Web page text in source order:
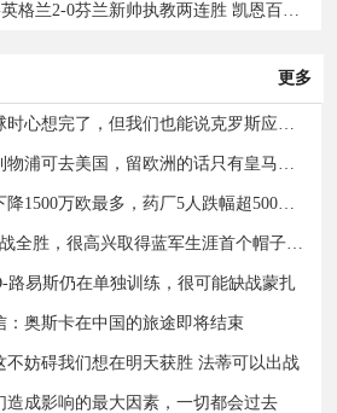
2024年09月11日 欧国联-英格兰2-0芬兰新帅执教两连胜 凯恩百场里程碑双响
更多
库库：欧洲杯踢德国手球时心想完了，但我们也能说克罗斯应被罚下
斯塔姆：若范迪克离开利物浦可去美国，留欧洲的话只有皇马可行
德甲身价跌幅榜：萨内下降1500万欧最多，药厂5人跌幅超500万欧
18岁吉乌社媒：欧协联6战全胜，很高兴取得蓝军生涯首个帽子戏法
路易斯仍在单独训练，很可能缺战蒙扎
：奥斯卡在中国的旅途即将结束
不妨碍我们想在明天获胜 法蒂可以出战
造成影响的最大因素，一切都会过去